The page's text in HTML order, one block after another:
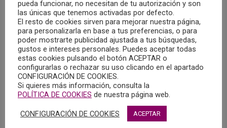
22/01/2024
Se necesita psicólogo/a para trabajar en consulta en una
o dos policlínicas, Wellcare Médica, situadas en Parla
(Madrid) y/o Illescas (Toledo), a convenir.
MÁS
pueda funcionar, no necesitan de tu autorización y son
las únicas que tenemos activadas por defecto.
El resto de cookies sirven para mejorar nuestra página,
para personalizarla en base a tus preferencias, o para
poder mostrarte publicidad ajustada a tus búsquedas,
gustos e intereses personales. Puedes aceptar todas
estas cookies pulsando el botón ACEPTAR o
configurarlas o rechazar su uso clicando en el apartado
CONFIGURACIÓN DE COOKIES.
Si quieres más información, consulta la
POLÍTICA DE COOKIES de nuestra página web.
CONFIGURACIÓN DE COOKIES ACEPTAR